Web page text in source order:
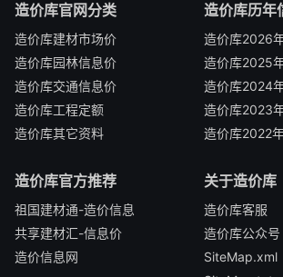
造价库官网分类
造价库建材市场价
造价库园林信息价
造价库交通信息价
造价库工程定额
造价库其它资料
造价库历年
造价库2026
造价库2025
造价库2024
造价库2023
造价库2022
造价库官方推荐
祖国建材通-造价信息
共享建材汇-信息价
造价信息网
关于造价库
造价库客服
造价库公众号
SiteMap.xml